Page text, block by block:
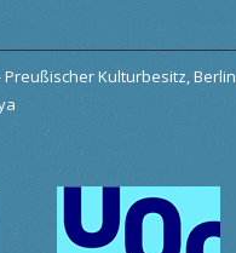
Kulturbesitz, Berlin